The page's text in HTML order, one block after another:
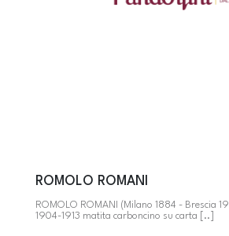
ROMOLO ROMANI
ROMOLO ROMANI (Milano 1884 - Brescia
1904-1913 matita carboncino su carta [..]